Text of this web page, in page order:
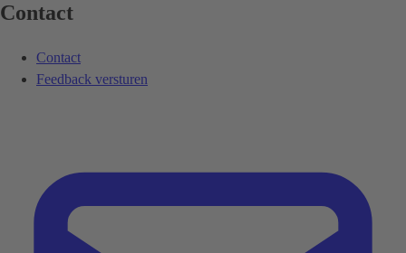
Contact
Contact
Feedback versturen